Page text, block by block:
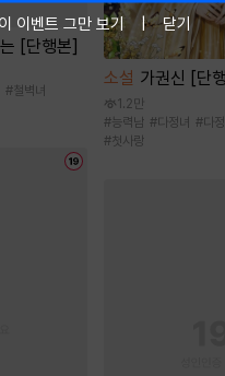
[단행본]
#철벽녀
소설 가권신 [단
1.2만
#능력남 #다정녀 #다
#첫사랑
이 이벤트 그만 보기 닫기